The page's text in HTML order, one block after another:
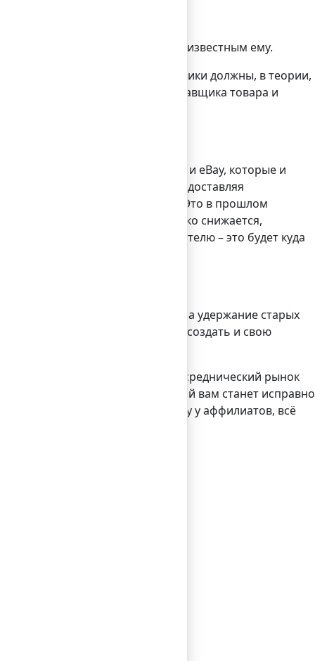
товары, а не приходить за уже известным ему.
но это – не так. Сайты-посредники должны, в теории,
только «утомляют» поставщика товара и
the Rakuten Marketing Network), и eBay, которые и
у них конкуренцию, предоставляя
продавец несете по их вине? Это в прошлом
и теперь прирост продаж только снижается,
что ступайте сразу к покупателю – это будет куда
нужды
него, можно перенаправить и на удержание старых
Тем временем можно создать и свою
перетекать аффилиату. Да, посреднический рынок
торговой системы. Наградой вам станет исправно
будут плестись на поводу у аффилиатов, всё
день.